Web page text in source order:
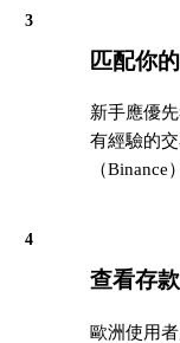
3
匹配你
新手應優
有經驗的
（Binance
4
查看存
歐洲使用